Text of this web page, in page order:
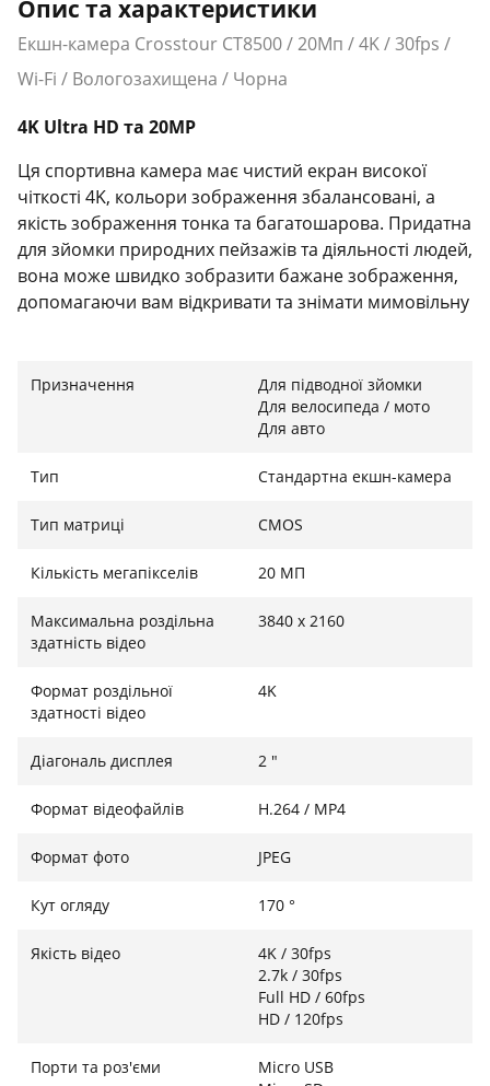
Опис та характеристики
Екшн-камера Crosstour CT8500 / 20Мп / 4K / 30fps /
Wi-Fi / Вологозахищена / Чорна
4K Ultra HD та 20MP
Ця спортивна камера має чистий екран високої
чіткості 4K, кольори зображення збалансовані, а
якість зображення тонка та багатошарова. Придатна
для зйомки природних пейзажів та діяльності людей,
вона може швидко зобразити бажане зображення,
допомагаючи вам відкривати та знімати мимовільну
яка допоможе вам пропливти під водою на 40 м,
залишити приємні спогади. Він також може
захистити об'єктив камери від стирання піском та
для камери.
Wi-Fi
телефон, потім підключіться до бездротової точки
доступу камери, ви можете керувати камерою в
телефоні, а відео та фотографії після зйомки також
соціальних платформах, щоб записати хвилювання у
Пульт дистанційного керування та акумулятор з
Призначення
Для підводної зйомки
Для велосипеда / мото
Для авто
Тип Стандартна екшн-камера
Тип матриці CMOS
Кількість мегапікселів 20 МП
Максимальна роздільна
здатність відео
3840 x 2160
Формат роздільної
здатності відео
4K
Діагональ дисплея 2 "
Формат відеофайлів H.264 / MP4
Формат фото JPEG
Кут огляду 170 °
Якість відео
4K / 30fps
2.7k / 30fps
Full HD / 60fps
HD / 120fps
Порти та роз'єми
Micro USB